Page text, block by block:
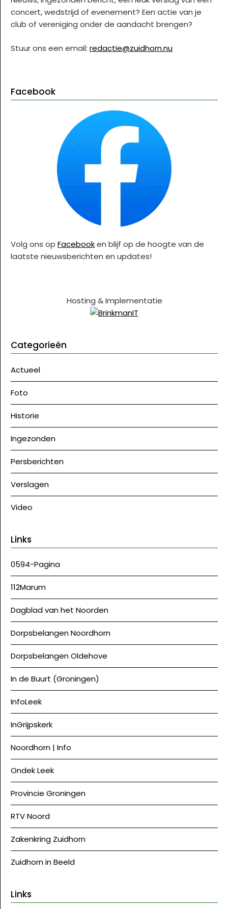
concert, wedstrijd of evenement? Een actie van je
club of vereniging onder de aandacht brengen?
Stuur ons een email: redactie@zuidhorn.nu
Facebook
Volg ons op Facebooken blijf op de hoogte van de
laatste nieuwsberichten en updates!
Hosting & Implementatie
Categorieën
Actueel
Foto
Historie
Ingezonden
Persberichten
Verslagen
Video
Links
0594-Pagina
112Marum
Dagblad van het Noorden
Dorpsbelangen Noordhorn
Dorpsbelangen Oldehove
In de Buurt (Groningen)
InfoLeek
InGrijpskerk
Noordhorn | Info
Ondek Leek
Provincie Groningen
RTV Noord
Zakenkring Zuidhorn
Zuidhorn in Beeld
Links